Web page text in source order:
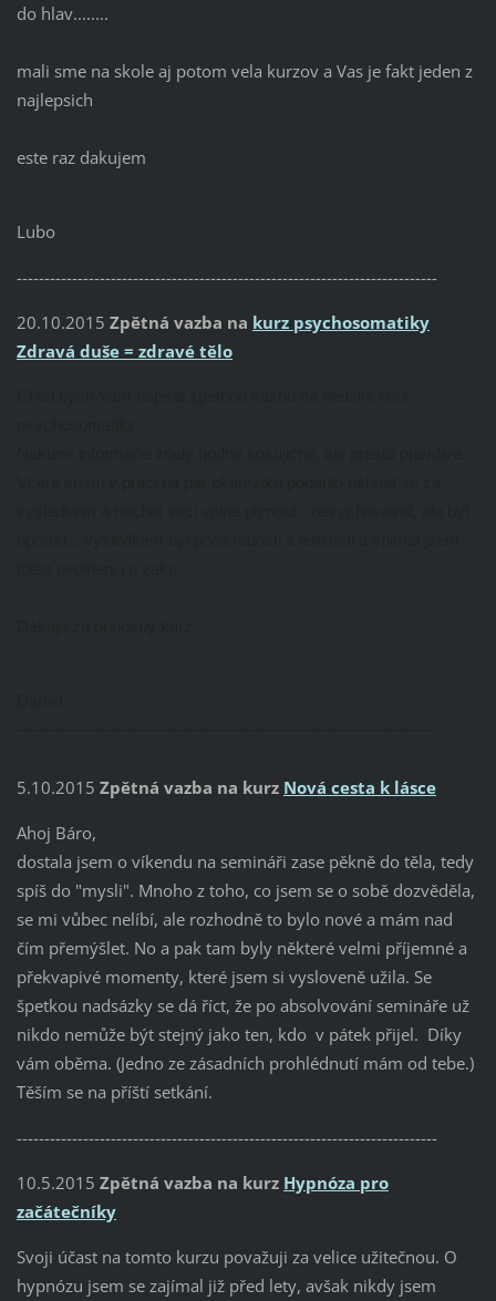
do hlav........
mali sme na skole aj potom vela kurzov a Vas je fakt jeden z
najlepsich
este raz dakujem
Lubo
----------------------------------------------------------------------------
20.10.2015 Zpětná vazba na kurz psychosomatiky
Zdravá duše = zdravé tělo
5.10.2015 Zpětná vazba na kurz Nová cesta k lásce
Ahoj Báro,
dostala jsem o víkendu na semináři zase pěkně do těla, tedy
spíš do "mysli". Mnoho z toho, co jsem se o sobě dozvěděla,
se mi vůbec nelíbí, ale rozhodně to bylo nové a mám nad
čím přemýšlet. No a pak tam byly některé velmi příjemné a
překvapivé momenty, které jsem si vysloveně užila. Se
špetkou nadsázky se dá říct, že po absolvování semináře už
nikdo nemůže být stejný jako ten, kdo v pátek přijel. Díky
vám oběma. (Jedno ze zásadních prohlédnutí mám od tebe.)
Těším se na příští setkání.
----------------------------------------------------------------------------
10.5.2015 Zpětná vazba na kurz Hypnóza pro
začátečníky
Svoji účast na tomto kurzu považuji za velice užitečnou. O
hypnózu jsem se zajímal již před lety, avšak nikdy jsem